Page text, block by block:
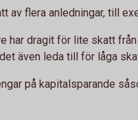
av flera anledningar, till
har dragit för lite skatt
även leda till för låga
på kapitalsparande